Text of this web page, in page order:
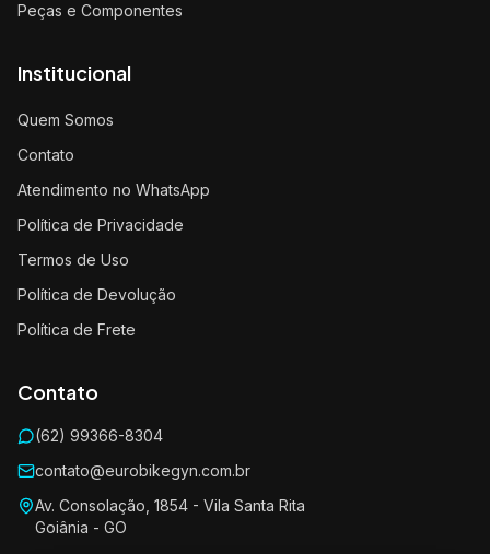
Peças e Componentes
Institucional
Quem Somos
Contato
Atendimento no WhatsApp
Política de Privacidade
Termos de Uso
Política de Devolução
Política de Frete
Contato
(62) 99366-8304
contato@eurobikegyn.com.br
Av. Consolação, 1854 - Vila Santa Rita
Goiânia - GO